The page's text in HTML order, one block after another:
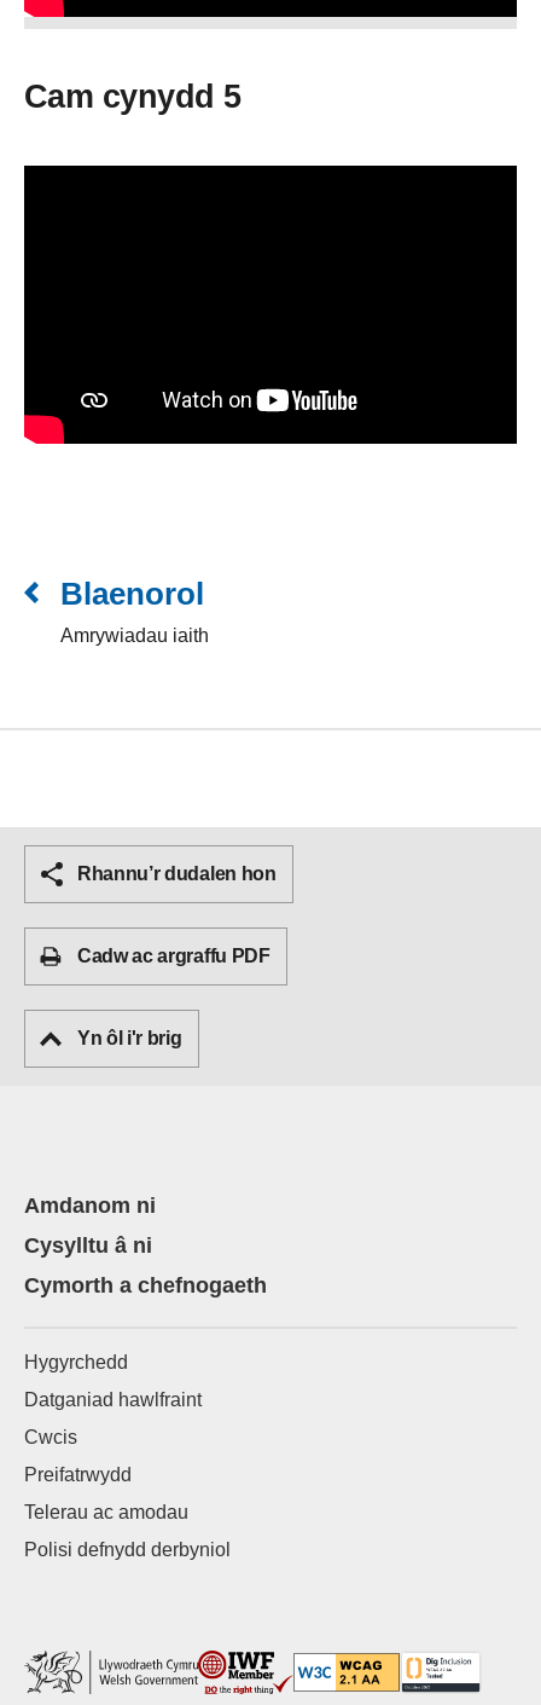
Cam cynydd 5
Blaenorol
Amrywiadau iaith
Rhannu’r dudalen hon
Cadw ac argraffu PDF
Yn ôl i'r brig
Amdanom ni
Cysylltu â ni
Cymorth a chefnogaeth
Hygyrchedd
Datganiad hawlfraint
Cwcis
Preifatrwydd
Telerau ac amodau
Polisi defnydd derbyniol